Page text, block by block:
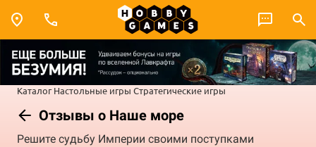
Каталог Настольные игры Стратегические игры
Отзывы о Наше море
Решите судьбу Империи своими поступками